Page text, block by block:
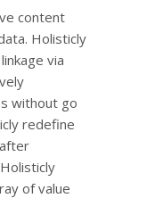
content
Holisticly
via
without go
redefine
of value